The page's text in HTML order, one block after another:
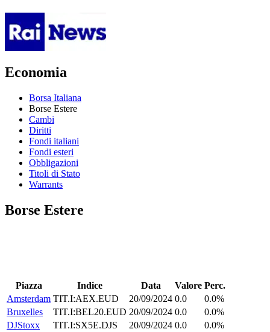
Economia
Borsa Italiana
Borse Estere
Cambi
Diritti
Fondi italiani
Fondi esteri
Obbligazioni
Titoli di Stato
Warrants
Borse Estere
Piazza Indice Data Valore Perc.
Amsterdam TIT.I:AEX.EUD 20/09/2024 0.0
0.0%
Bruxelles
TIT.I:BEL20.EUD 20/09/2024 0.0
0.0%
DJStoxx
TIT.I:SX5E.DJS 20/09/2024 0.0
0.0%